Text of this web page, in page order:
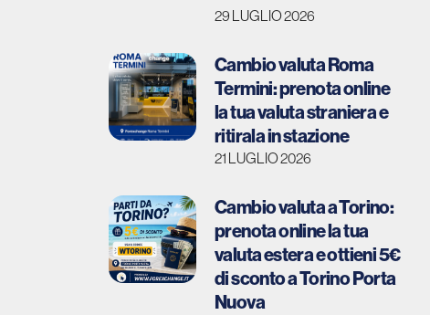
29 LUGLIO 2026
Cambio valuta Roma
Termini: prenota online
la tua valuta straniera e
ritirala in stazione
21 LUGLIO 2026
Cambio valuta a Torino:
prenota online la tua
valuta estera e ottieni 5€
di sconto a Torino Porta
Nuova